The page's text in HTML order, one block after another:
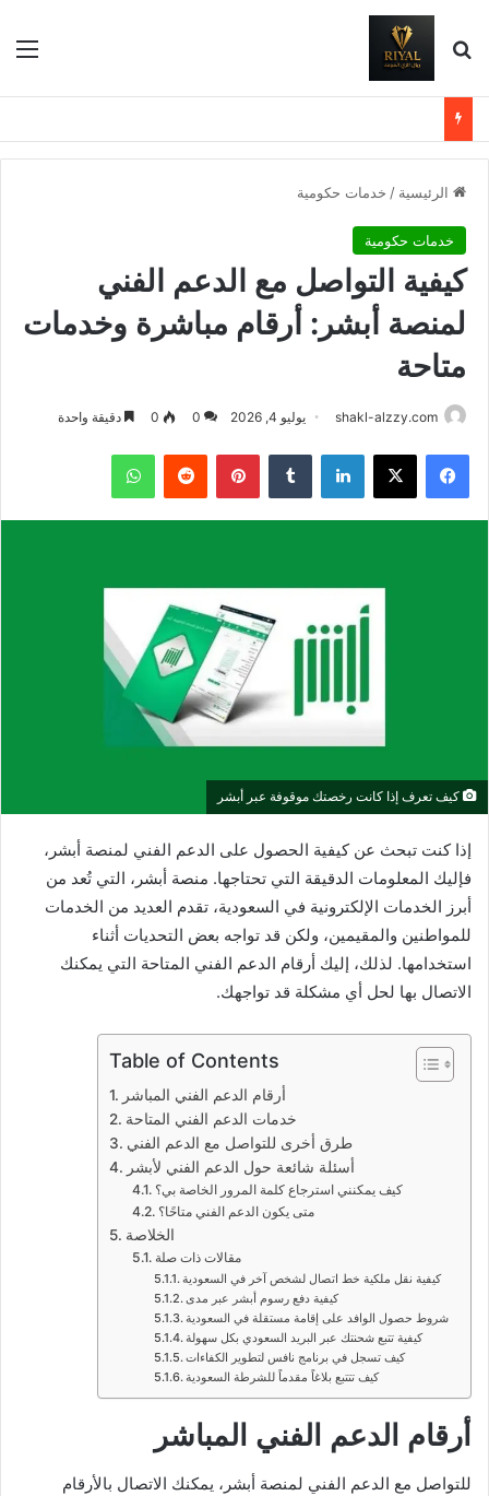
بحث عن
الرئيسية / خدمات حكومية
خدمات حكومية
كيفية التواصل مع الدعم الفني
لمنصة أبشر: أرقام مباشرة وخدمات
متاحة
shakl-alzzy.com يوليو 4, 2026 0
0 دقيقة واحدة
فيسبوك X لينكدإن بينتيريست واتساب
كيف تعرف إذا كانت رخصتك موقوفة عبر أبشر
إذا كنت تبحث عن كيفية الحصول على الدعم الفني لمنصة أبشر،
فإليك المعلومات الدقيقة التي تحتاجها. منصة أبشر، التي تُعد من
أبرز الخدمات الإلكترونية في السعودية، تقدم العديد من الخدمات
للمواطنين والمقيمين، ولكن قد تواجه بعض التحديات أثناء
استخدامها. لذلك، إليك أرقام الدعم الفني المتاحة التي يمكنك
الاتصال بها لحل أي مشكلة قد تواجهك.
Table of Contents
أرقام الدعم الفني المباشر
خدمات الدعم الفني المتاحة
طرق أخرى للتواصل مع الدعم الفني
أسئلة شائعة حول الدعم الفني لأبشر
كيف يمكنني استرجاع كلمة المرور الخاصة بي؟
متى يكون الدعم الفني متاحًا؟
الخلاصة
مقالات ذات صلة
كيفية نقل ملكية خط اتصال لشخص آخر في السعودية
كيفية دفع رسوم أبشر عبر مدى
شروط حصول الوافد على إقامة مستقلة في السعودية
كيفية تتبع شحنتك عبر البريد السعودي بكل سهولة
كيف تسجل في برنامج نافس لتطوير الكفاءات
كيف تتتبع بلاغاً مقدماً للشرطة السعودية
أرقام الدعم الفني المباشر
للتواصل مع الدعم الفني لمنصة أبشر، يمكنك الاتصال بالأرقام